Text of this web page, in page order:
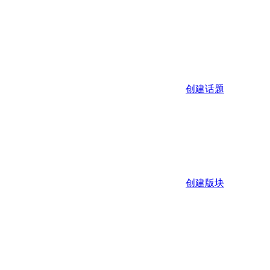
创建话题
创建版块